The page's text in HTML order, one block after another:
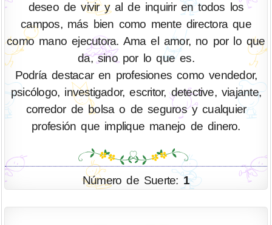
deseo de vivir y al de inquirir en todos los
campos, más bien como mente directora que
como mano ejecutora. Ama el amor, no por lo que
da, sino por lo que es.
Podría destacar en profesiones como vendedor,
psicólogo, investigador, escritor, detective, viajante,
corredor de bolsa o de seguros y cualquier
profesión que implique manejo de dinero.
Número de Suerte: 1